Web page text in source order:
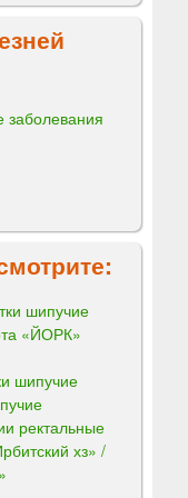
шипучие
«ЙОРК»
шипучие
ректальные
хз» /